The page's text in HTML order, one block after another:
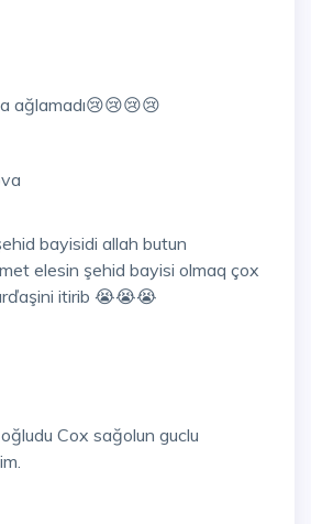
ağlamadı😢😢😢😢
bayisidi allah butun
elesin şehid bayisi olmaq çox
itirib 😭😭😭
Cox sağolun guclu